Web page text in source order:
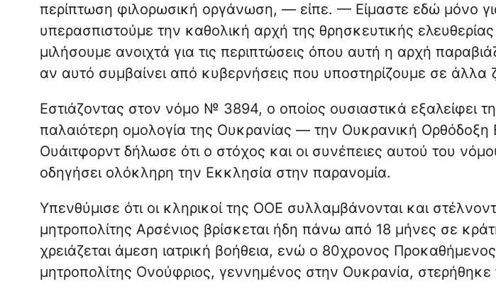
περίπτωση φιλορωσική οργάνωση, — είπε. — Είμαστε εδώ μόνο
υπερασπιστούμε την καθολική αρχή της θρησκευτικής
μιλήσουμε ανοιχτά για τις περιπτώσεις όπου αυτή η αρχή
αν αυτό συμβαίνει από κυβερνήσεις που υποστηρίζουμε σε άλλα
Εστιάζοντας στον νόμο № 3894, ο οποίος ουσιαστικά εξαλείφει
παλαιότερη ομολογία της Ουκρανίας — την Ουκρανική Ορθόδοξη
Ουάιτφορντ δήλωσε ότι ο στόχος και οι συνέπειες αυτού του
οδηγήσει ολόκληρη την Εκκλησία στην παρανομία.
Υπενθύμισε ότι οι κληρικοί της ΟΟΕ συλλαμβάνονται και
μητροπολίτης Αρσένιος βρίσκεται ήδη πάνω από 18 μήνες σε
χρειάζεται άμεση ιατρική βοήθεια, ενώ ο 80χρονος
μητροπολίτης Ονούφριος, γεννημένος στην Ουκρανία,